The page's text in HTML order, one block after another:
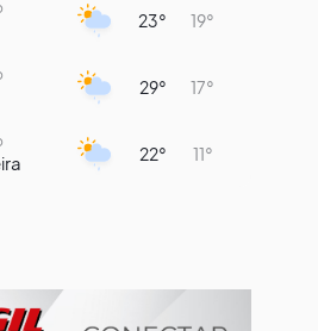
23° 19°
29° 17°
22° 11°
15° 9°